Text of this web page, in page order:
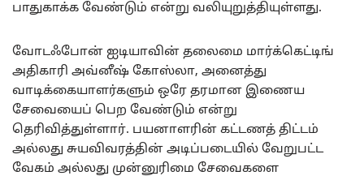
பாதுகாக்க வேண்டும் என்று வலியுறுத்தியுள்ளது.
வோடஃபோன் ஐடியாவின் தலைமை மார்க்கெட்டிங்
அதிகாரி அவ்னீஷ் கோஸ்லா, அனைத்து
வாடிக்கையாளர்களும் ஒரே தரமான இணைய
சேவையைப் பெற வேண்டும் என்று
தெரிவித்துள்ளார். பயனாளரின் கட்டணத் திட்டம்
அல்லது சுயவிவரத்தின் அடிப்படையில் வேறுபட்ட
வேகம் அல்லது முன்னுரிமை சேவைகளை